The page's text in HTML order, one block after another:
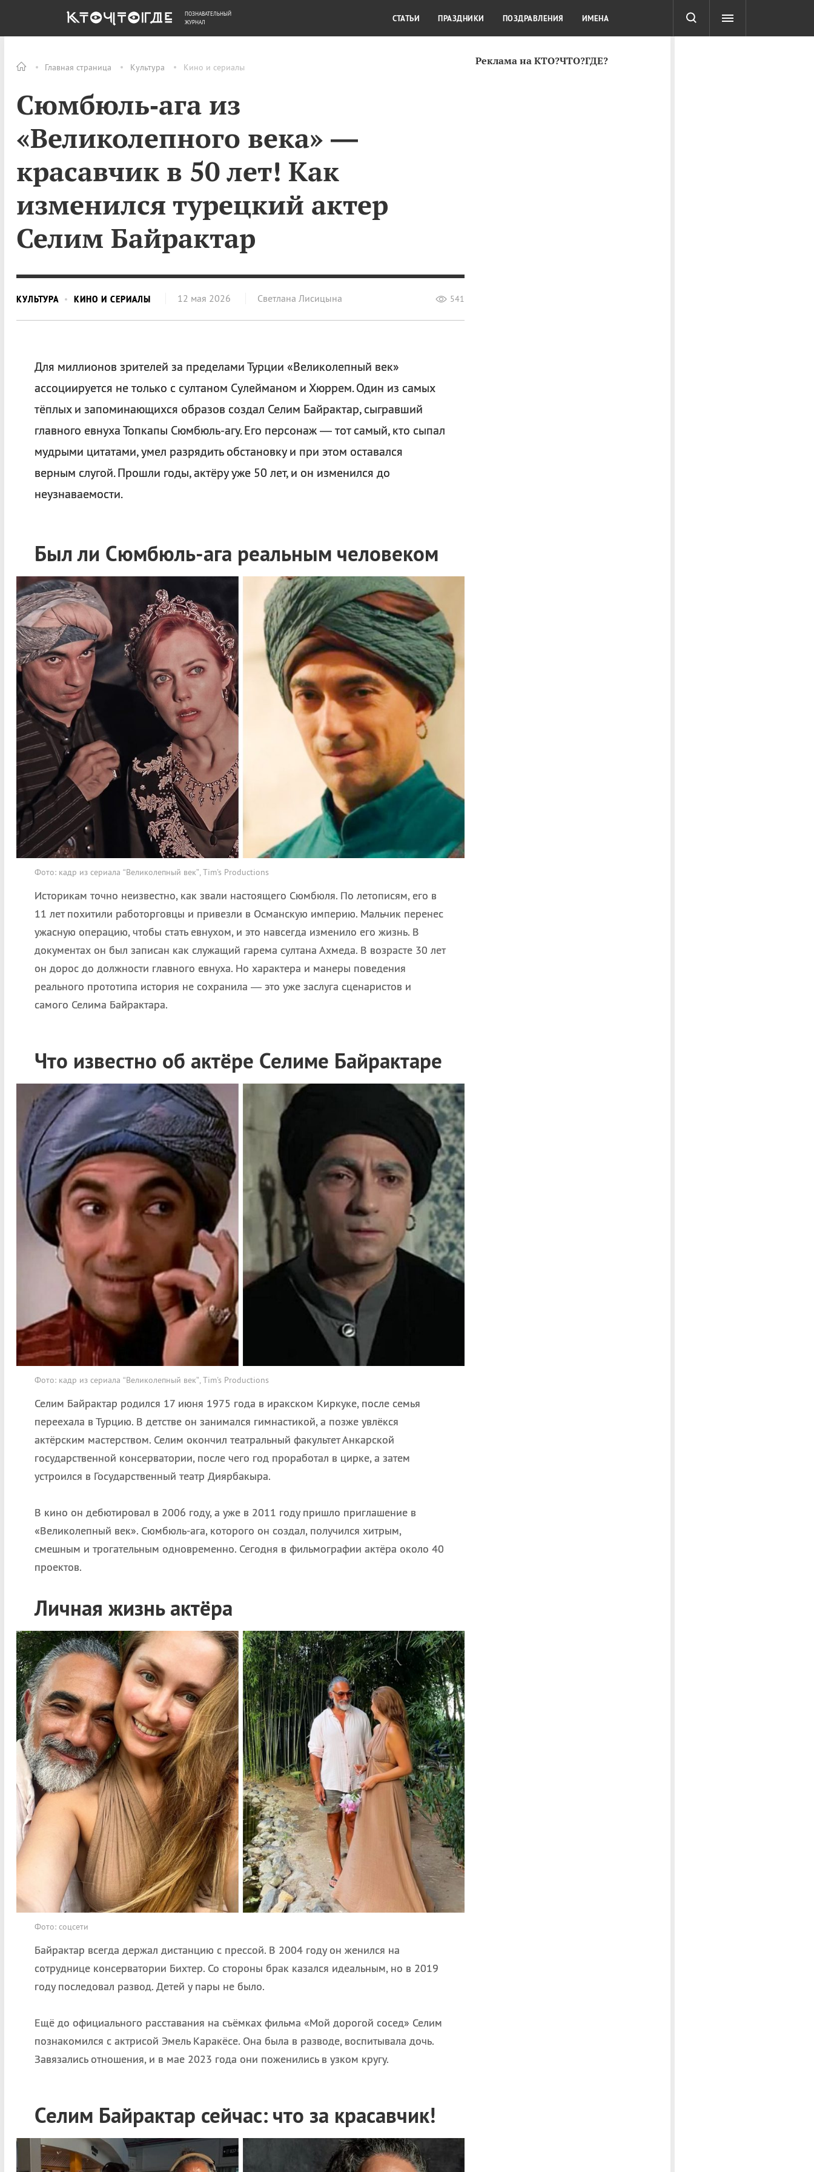
Главная страница Культура Кино и сериалы
Сюмбюль‑ага из
«Великолепного века» —
красавчик в 50 лет! Как
изменился турецкий актер
Селим Байрактар
КУЛЬТУРА КИНО И СЕРИАЛЫ 12 мая 2026 Светлана Лисицына 541
Для миллионов зрителей за пределами Турции «Великолепный век»
ассоциируется не только с султаном Сулейманом и Хюррем. Один из самых
тёплых и запоминающихся образов создал Селим Байрактар, сыгравший
главного евнуха Топкапы Сюмбюль-агу. Его персонаж — тот самый, кто сыпал
мудрыми цитатами, умел разрядить обстановку и при этом оставался
верным слугой. Прошли годы, актёру уже 50 лет, и он изменился до
неузнаваемости.
Был ли Сюмбюль-ага реальным человеком
Фото: кадр из сериала “Великолепный век”, Tim's Productions
Историкам точно неизвестно, как звали настоящего Сюмбюля. По летописям, его в
11 лет похитили работорговцы и привезли в Османскую империю. Мальчик перенес
ужасную операцию, чтобы стать евнухом, и это навсегда изменило его жизнь. В
документах он был записан как служащий гарема султана Ахмеда. В возрасте 30 лет
он дорос до должности главного евнуха. Но характера и манеры поведения
реального прототипа история не сохранила — это уже заслуга сценаристов и
самого Селима Байрактара.
Что известно об актёре Селиме Байрактаре
Фото: кадр из сериала “Великолепный век”, Tim's Productions
Селим Байрактар родился 17 июня 1975 года в иракском Киркуке, после семья
переехала в Турцию. В детстве он занимался гимнастикой, а позже увлёкся
актёрским мастерством. Селим окончил театральный факультет Анкарской
государственной консерватории, после чего год проработал в цирке, а затем
устроился в Государственный театр Диярбакыра.
В кино он дебютировал в 2006 году, а уже в 2011 году пришло приглашение в
«Великолепный век». Сюмбюль-ага, которого он создал, получился хитрым,
смешным и трогательным одновременно. Сегодня в фильмографии актёра около 40
проектов.
Личная жизнь актёра
Фото: соцсети
Байрактар всегда держал дистанцию с прессой. В 2004 году он женился на
сотруднице консерватории Бихтер. Со стороны брак казался идеальным, но в 2019
году последовал развод. Детей у пары не было.
Ещё до официального расставания на съёмках фильма «Мой дорогой сосед» Селим
познакомился с актрисой Эмель Каракёсе. Она была в разводе, воспитывала дочь.
Завязались отношения, и в мае 2023 года они поженились в узком кругу.
Селим Байрактар сейчас: что за красавчик!
Реклама на КТО?ЧТО?ГДЕ?
ОБЩЕСТВО ДЕНЬГИ КУЛЬТУРА КРАСОТА ТЕСТЫ
ПОЗНАВАТЕЛЬНЫЙ
ЖУРНАЛ
СТАТЬИ ПРАЗДНИКИ ПОЗДРАВЛЕНИЯ ИМЕНА